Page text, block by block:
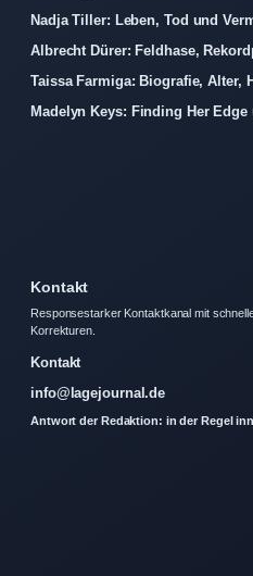
Nadja Tiller: Leben, Tod und
Albrecht Dürer: Feldhase,
Taissa Farmiga: Biografie, Alter,
Madelyn Keys: Finding Her
Kontakt
Responsestarker Kontaktkanal mit
Korrekturen.
Kontakt
info@lagejournal.de
Antwort der Redaktion: in der Regel